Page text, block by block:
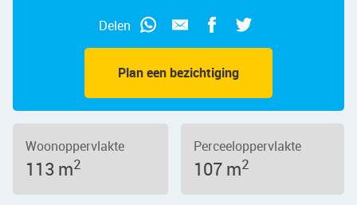
Plan een bezichtiging
Delen
Woonoppervlakte
113 m2
Perceeloppervlakte
107 m2